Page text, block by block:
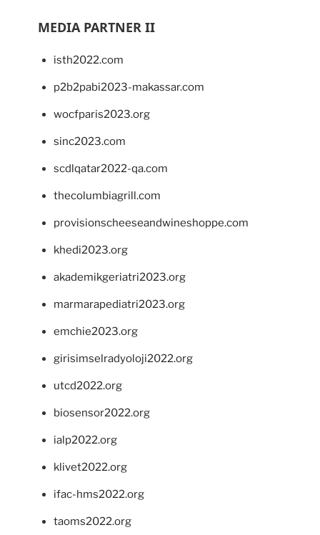
MEDIA PARTNER II
isth2022.com
p2b2pabi2023-makassar.com
wocfparis2023.org
sinc2023.com
scdlqatar2022-qa.com
thecolumbiagrill.com
provisionscheeseandwineshoppe.com
khedi2023.org
akademikgeriatri2023.org
marmarapediatri2023.org
emchie2023.org
girisimselradyoloji2022.org
utcd2022.org
biosensor2022.org
ialp2022.org
klivet2022.org
ifac-hms2022.org
taoms2022.org